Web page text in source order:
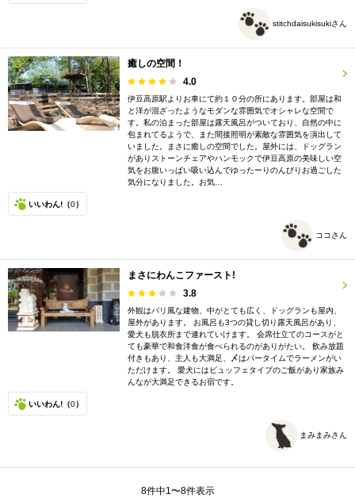
stitchdaisukisukiさん
癒しの空間！
4.0
伊豆高原駅よりお車にて約１０分の所にあります。部屋は和
と洋が混ざったようなモダンな雰囲気でオシャレな空間で
す。私の泊まった部屋は露天風呂がついており、自然の中に
包まれてるようで、また間接照明が素敵な雰囲気を演出して
いました。まさに癒しの空間でした。屋外には、ドッグラン
がありストーンチェアやハンモックで伊豆高原の美味しい空
気をお腹いっぱい吸い込んでゆったーりのんびりお過ごした
気分になりました。お気…
いいわん!（0）
ココさん
まさにわんこファースト!
3.8
外観はバリ風な建物、中がとても広く、ドッグランも屋内、
屋外があります。 お風呂も3つの貸し切り露天風呂があり、
愛犬も脱衣所まで連れていけます。 会席仕立てのコースがと
ても豪華で和食洋食が食べられるのがありがたい。 飲み放題
付きもあり、主人も大満足、〆はバータイムでラーメンがい
ただけます。 愛犬にはビュッフェタイプのご飯があり家族み
んなが大満足できるお宿です。
いいわん!（0）
まみまみさん
8件中1〜8件表示